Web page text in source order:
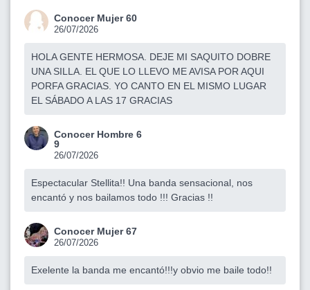
Conocer Mujer 60
26/07/2026
HOLA GENTE HERMOSA. DEJE MI SAQUITO DOBRE
UNA SILLA. EL QUE LO LLEVO ME AVISA POR AQUI
PORFA GRACIAS. YO CANTO EN EL MISMO LUGAR
EL SÁBADO A LAS 17 GRACIAS
Conocer Hombre 6
9
26/07/2026
Espectacular Stellita!! Una banda sensacional, nos
encantó y nos bailamos todo !!! Gracias !!
Conocer Mujer 67
26/07/2026
Exelente la banda me encantó!!!y obvio me baile todo!!